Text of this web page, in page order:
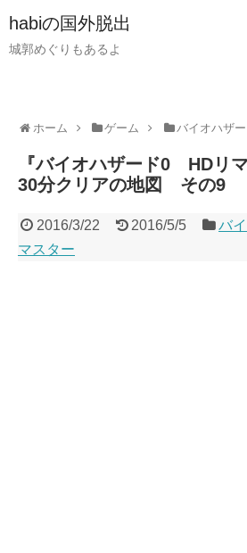
habiの国外脱出
城郭めぐりもあるよ
ホーム ゲーム バイオハザ
『バイオハザード0 HDリ
30分クリアの地図 その9
2016/3/22 2016/5/5
バ
マスター